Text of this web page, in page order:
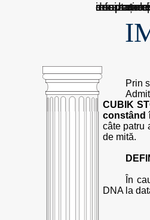
sesizați-
despre noi
mass
informare
Prin
CUBIK
constând
câte patru
de mită.
În
DNA la